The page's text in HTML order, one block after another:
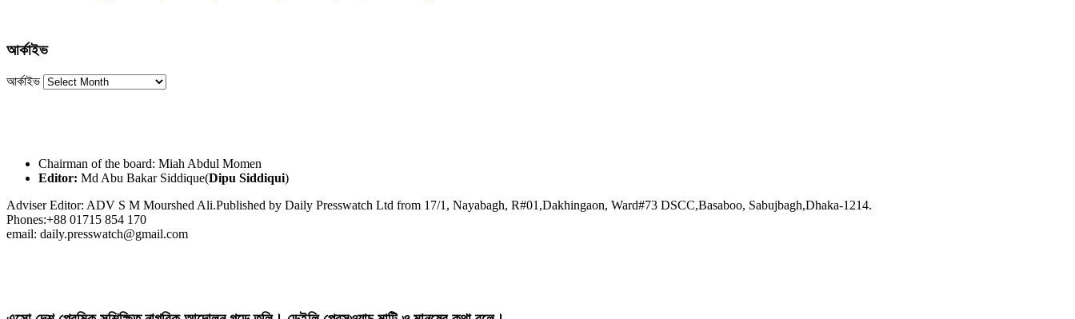
আর্কাইভ
আর্কাইভ
Chairman of the board: Miah Abdul Momen
Editor: Md Abu Bakar Siddique(Dipu Siddiqui)
Adviser Editor: ADV S M Mourshed Ali.Published by Daily Presswatch Ltd from 17/1, Nayabagh, R#01,Dakhingaon, Ward#73 DSCC,Basaboo, Sabujbagh,Dhaka-1214.
Phones:+88 01715 854 170
email: daily.presswatch@gmail.com